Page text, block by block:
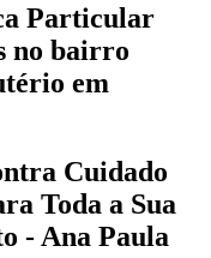
Particular
no bairro
em
Cuidado
Toda a Sua
- Ana Paula